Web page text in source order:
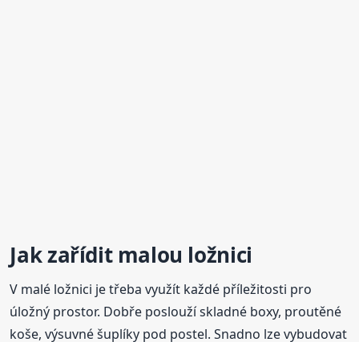
Jak zařídit malou ložnici
V malé ložnici je třeba využít každé příležitosti pro
úložný prostor. Dobře poslouží skladné boxy, proutěné
koše, výsuvné šuplíky pod postel. Snadno lze vybudovat